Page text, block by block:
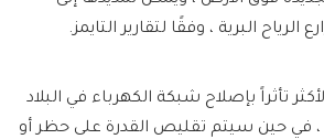
البرية ، وفقًا لتقارير التايمز.
تأثراً بإصلاح شبكة الكهرباء في البلاد
، في حين سيتم تقليص القدرة على حظر أو